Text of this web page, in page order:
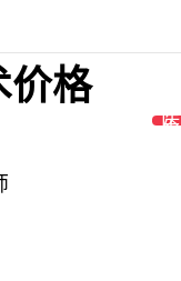
价格
医
生